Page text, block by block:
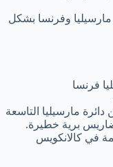
وفرنسا بشكل
وتمتد من دائرة مارسيليا التاسعة
برية خطيرة.
قمة في كالانكويس